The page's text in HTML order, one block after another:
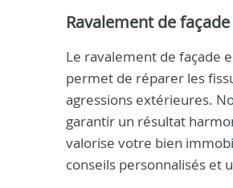
Ravalement de
Le ravalement de façade
permet de réparer les
agressions extérieures.
garantir un résultat
valorise votre bien
conseils personnalisés et